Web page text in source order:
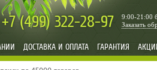
+7 (499)322-28-97 Заказать
9:00-21:00
ДОСТАВКА И ОПЛАТА ГАРАНТИЯ